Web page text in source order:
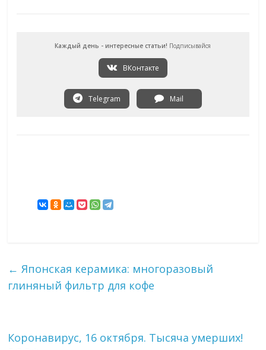
Каждый день - интересные статьи! Подписывайся
ВКонтакте
Telegram Mail
← Японская керамика: многоразовый
глиняный фильтр для кофе
Коронавирус, 16 октября. Тысяча умерших!